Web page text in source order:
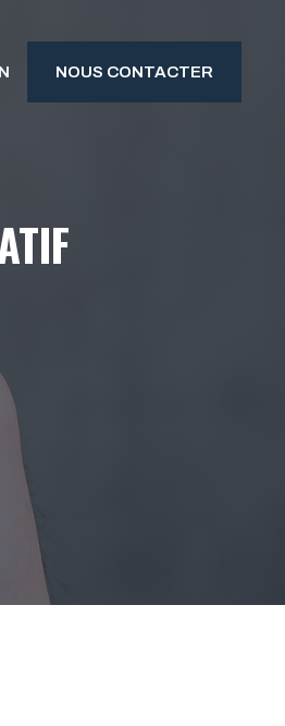
NOUS CONTACTER